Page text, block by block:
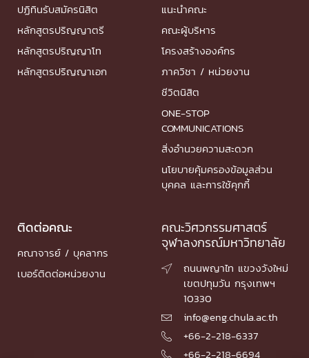
ปฏิทินรับสมัครนิสิต
หลักสูตรปริญญาตรี
หลักสูตรปริญญาโท
หลักสูตรปริญญาเอก
แนะนำคณะ
คณะผู้บริหาร
โครงสร้างองค์กร
ภาควิชา / หน่วยงาน
ชีวิตนิสิต
ONE-STOP
COMMUNICATIONS
สิ่งอำนวยความสะดวก
นโยบายคุ้มครองข้อมูลส่วน
บุคคล และการใช้คุกกี้
ติดต่อคณะ
คณาจารย์ / บุคลากร
เบอร์ติดต่อหน่วยงาน
คณะวิศวกรรมศาสตร์
จุฬาลงกรณ์มหาวิทยาลัย

ถนนพญาไท แขวงวังใหม่
เขตปทุมวัน กรุงเทพฯ
10330
 info@eng.chula.ac.th
 +66-2-218-6337
 +66-2-218-6694